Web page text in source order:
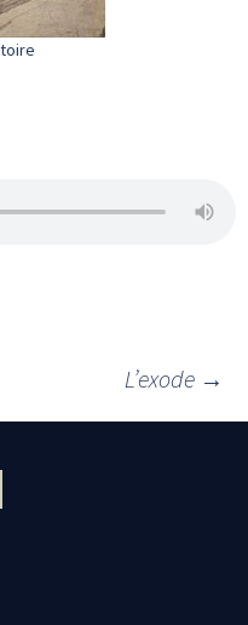
articles
L’exode →